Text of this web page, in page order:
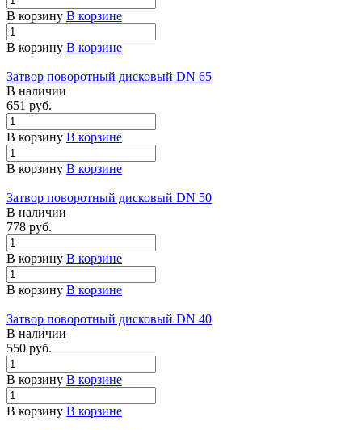
В корзину В корзине
В корзину В корзине
Затвор поворотный дисковый DN 65
В наличии
651 руб.
В корзину В корзине
В корзину В корзине
Затвор поворотный дисковый DN 50
В наличии
778 руб.
В корзину В корзине
В корзину В корзине
Затвор поворотный дисковый DN 40
В наличии
550 руб.
В корзину В корзине
В корзину В корзине